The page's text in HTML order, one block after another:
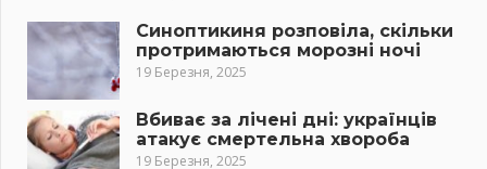
Синоптикиня розповіла, скільки
протримаються морозні ночі
19 Березня, 2025
Вбиває за лічені дні: українців
атакує смертельна хвороба
19 Березня, 2025